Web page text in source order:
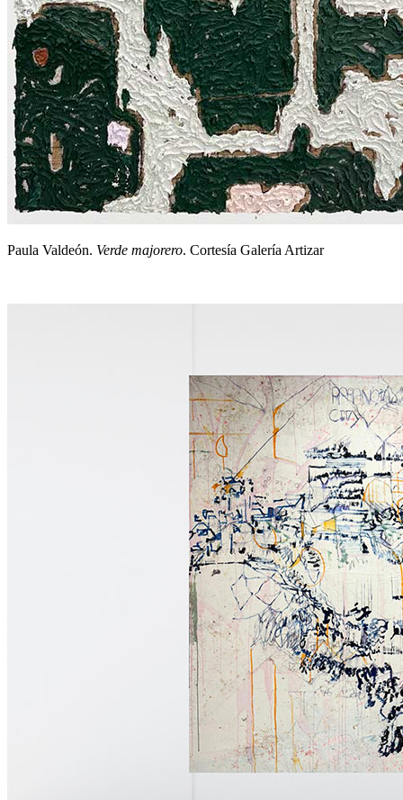
Paula Valdeón. Verde majorero. Cortesía Galería Artizar